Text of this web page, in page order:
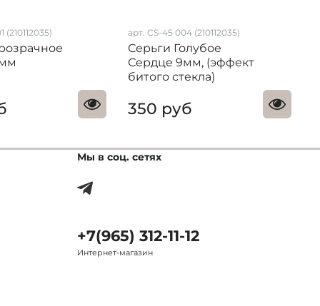
(210112035) арт. CS-45 004 (210112035)
Серьги Голубое
Сердце 9мм, (эффект
битого стекла)
350 руб
Мы в соц. сетях
+7(965) 312-11-12
Интернет-магазин